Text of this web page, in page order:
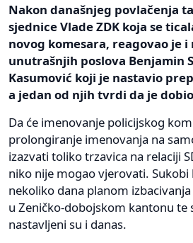
Nakon današnjeg povlačenja
sjednice Vlade ZDK koja se
novog komesara, reagovao je
unutrašnjih poslova Benjamin
Kasumović koji je nastavio
a jedan od njih tvrdi da je
Da će imenovanje policijskog
prolongiranje imenovanja na
izazvati toliko trzavica na relaciji
niko nije mogao vjerovati. Sukobi
nekoliko dana planom
u Zeničko-dobojskom kantonu te
nastavljeni su i danas.